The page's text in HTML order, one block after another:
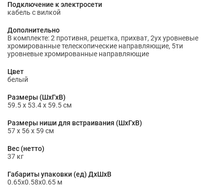
Подключение к электросети
кабель с вилкой
Дополнительно
В комплекте: 2 противня, решетка, прихват, 2ух уровневые
хромированные телескопические направляющие, 5ти
уровневые хромированные направляющие
Цвет
белый
Размеры (ШхГхВ)
59.5 х 53.4 х 59.5 см
Размеры ниши для встраивания (ШхГхВ)
57 x 56 x 59 см
Вес (нетто)
37 кг
Габариты упаковки (ед) ДхШхВ
0.65x0.58x0.65 м